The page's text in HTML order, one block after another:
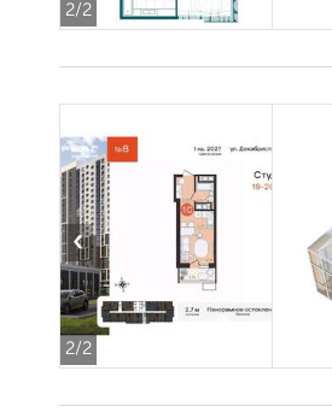
2/2
2/2
‹